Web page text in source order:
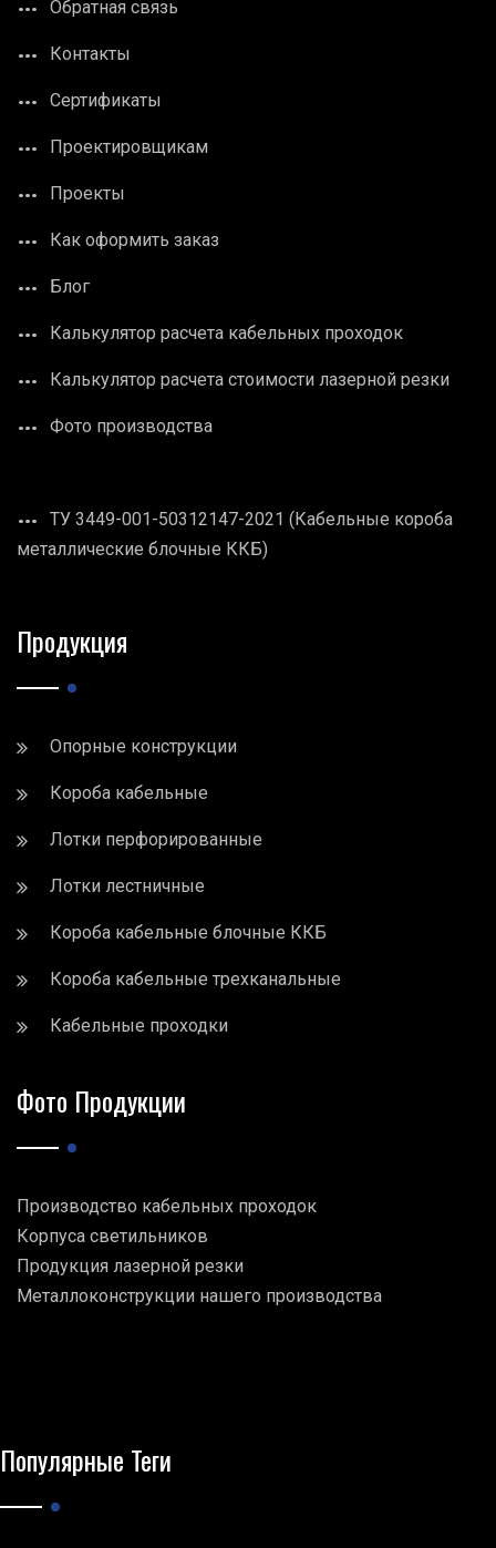
Обратная связь
Контакты
Сертификаты
Проектировщикам
Проекты
Как оформить заказ
Блог
Калькулятор расчета кабельных проходок
Калькулятор расчета стоимости лазерной резки
Фото производства
ТУ 3449-001-50312147-2021 (Кабельные короба
металлические блочные ККБ)
Продукция
Опорные конструкции
Короба кабельные
Лотки перфорированные
Лотки лестничные
Короба кабельные блочные ККБ
Короба кабельные трехканальные
Кабельные проходки
Фото Продукции
Производство кабельных проходок
Корпуса светильников
Продукция лазерной резки
Металлоконструкции нашего производства
Популярные Теги